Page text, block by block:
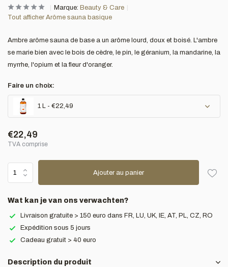
Marque: Beauty & Care
Tout afficher Arôme sauna basique
Ambre arôme sauna de base a un arôme lourd, doux et boisé. L'ambre
se marie bien avec le bois de cèdre, le pin, le géranium, la mandarine, la
myrrhe, l'opium et la fleur d'oranger.
Faire un choix:
1 L - €22,49
€22,49
TVA comprise
Ajouter au panier
Wat kan je van ons verwachten?
Livraison gratuite > 150 euro dans FR, LU, UK, IE, AT, PL, CZ, RO
Expédition sous 5 jours
Cadeau gratuit > 40 euro
Description du produit